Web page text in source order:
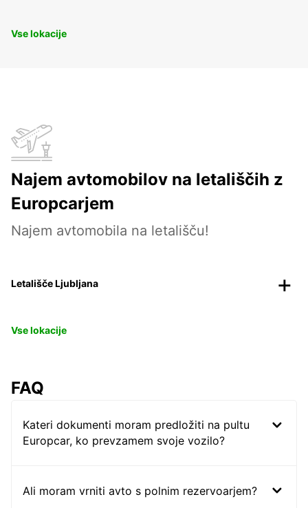
Vse lokacije
Najem avtomobilov na letališčih z
Europcarjem
Najem avtomobila na letališču!
Letališče Ljubljana
Vse lokacije
FAQ
Kateri dokumenti moram predložiti na pultu
Europcar, ko prevzamem svoje vozilo?
Ali moram vrniti avto s polnim rezervoarjem?